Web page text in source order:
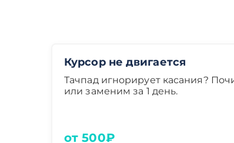
Курсор не двигается
Тачпад игнорирует касания?
или заменим за 1 день.
от 500₽